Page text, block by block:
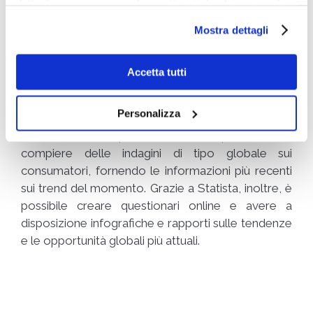
Mostra dettagli
Accetta tutti
Personalizza
brand e le aziende hanno la possibilità di capire
Statista
Statista è una piattaforma che permette di
compiere delle indagini di tipo globale sui
consumatori, fornendo le informazioni più recenti
sui trend del momento. Grazie a Statista, inoltre, è
possibile creare questionari online e avere a
disposizione infografiche e rapporti sulle tendenze
e le opportunità globali più attuali.